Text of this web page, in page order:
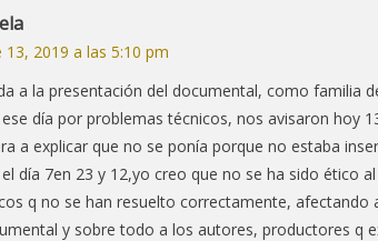
13, 2019 a las 5:10 pm
a la presentación del documental, como familia
día por problemas técnicos, nos avisaron hoy
a explicar que no se ponía porque no estaba
día 7en 23 y 12,yo creo que no se ha sido ético
q no se han resuelto correctamente,
y sobre todo a los autores, productores q